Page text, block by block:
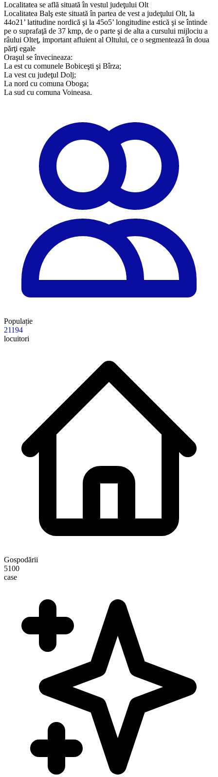
Localitatea se află situată în vestul judeţului Olt
Localitatea Balş este situată în partea de vest a judeţului Olt, la
44o21’ latitudine nordică şi la 45o5’ longitudine estică şi se întinde
pe o suprafaţă de 37 kmp, de o parte şi de alta a cursului mijlociu a
râului Olteţ, important afluient al Oltului, ce o segmentează în doua
părţi egale
Oraşul se învecineaza:
La est cu comunele Bobiceşti şi Bîrza;
La vest cu judeţul Dolj;
La nord cu comuna Oboga;
​La sud cu comuna Voineasa.
Populație
21194
locuitori
Gospodării
5100
case